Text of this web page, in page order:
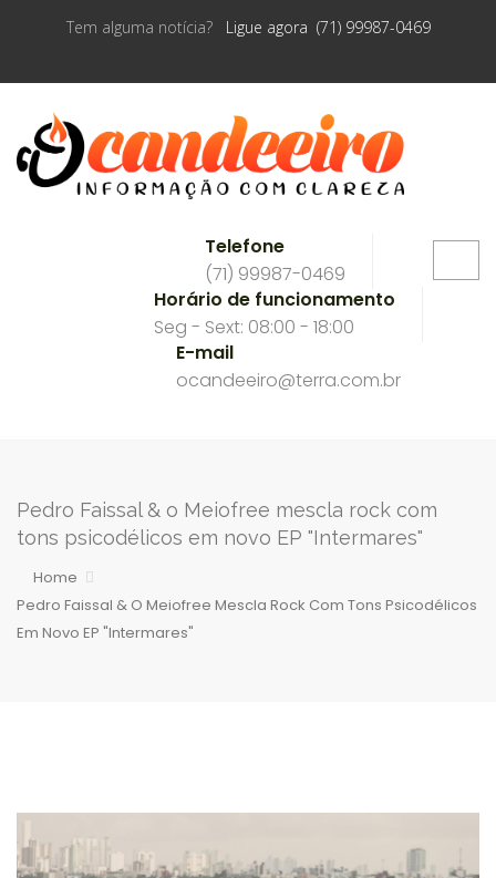
Tem alguma notícia? Ligue agora (71) 99987-0469
Telefone
(71) 99987-0469
Horário de funcionamento
Seg - Sext: 08:00 - 18:00
E-mail
ocandeeiro@terra.com.br
Pedro Faissal & o Meiofree mescla rock com
tons psicodélicos em novo EP "Intermares"
Home
Pedro Faissal & O Meiofree Mescla Rock Com Tons Psicodélicos
Em Novo EP "Intermares"